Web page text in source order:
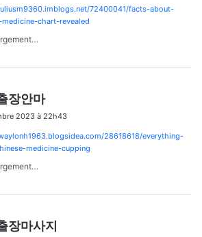
:
72400041/facts-about-
chart-revealed
장안마
t
:
2023 à 22h43
28618618/everything-
medicine-cupping
장마사지